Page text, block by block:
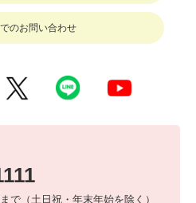
のお問い合わせ
で（土日祝・年末年始を除く）